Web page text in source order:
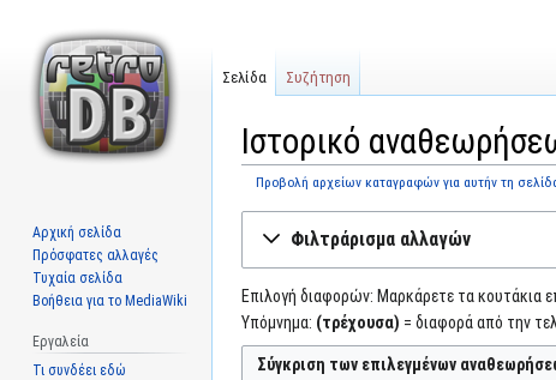
Ιστορικό
Προβολή αρχείων καταγραφών για αυτήν τη
στην
στην
Φιλτράρισμα αλλαγών
Επιλογή διαφορών: Μαρκάρετε τα κουτάκια
Υπόμνημα: (τρέχουσα) = διαφορά από την
Σελίδα Συζήτηση
Αρχική σελίδα
Πρόσφατες αλλαγές
Τυχαία σελίδα
Βοήθεια για το MediaWiki
Εργαλεία
Τι συνδέει εδώ